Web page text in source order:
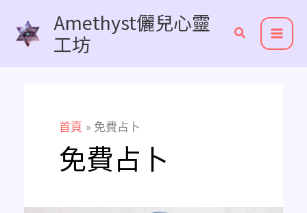
Amethyst儷兒心靈
工坊
首頁 免費占卜
免費占卜